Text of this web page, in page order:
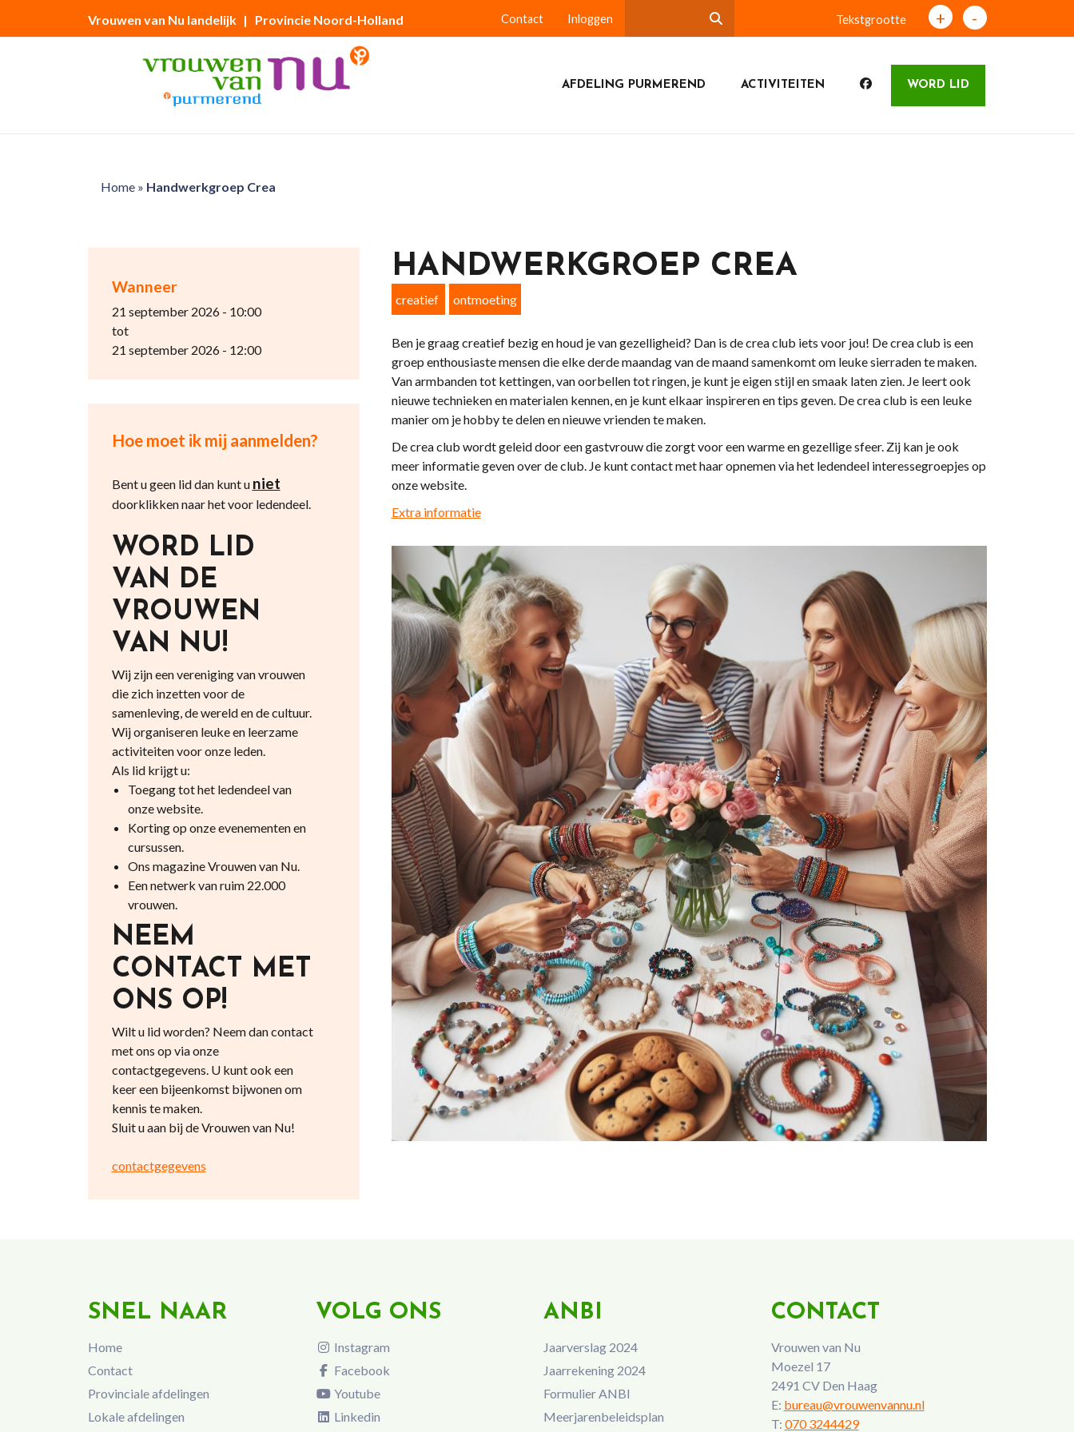
Vrouwen van Nu landelijk | Provincie Noord-Holland Contact Inloggen Tekstgrootte + -
AFDELING PURMEREND ACTIVITEITEN WORD LID
Home» Handwerkgroep Crea
Wanneer
21 september 2026 - 10:00
tot
21 september 2026 - 12:00
Hoe moet ik mij aanmelden?
Bent u geen lid dan kunt u niet
doorklikken naar het voor ledendeel.
WORD LID
VAN DE
VROUWEN
VAN NU!
Wij zijn een vereniging van vrouwen
die zich inzetten voor de
samenleving, de wereld en de cultuur.
Wij organiseren leuke en leerzame
activiteiten voor onze leden.
Als lid krijgt u:
Toegang tot het ledendeel van
onze website.
Korting op onze evenementen en
cursussen.
Ons magazine Vrouwen van Nu.
Een netwerk van ruim 22.000
vrouwen.
NEEM
CONTACT MET
ONS OP!
Wilt u lid worden? Neem dan contact
met ons op via onze
contactgegevens. U kunt ook een
keer een bijeenkomst bijwonen om
kennis te maken.
Sluit u aan bij de Vrouwen van Nu!
contactgegevens
HANDWERKGROEP CREA
creatief ontmoeting
Ben je graag creatief bezig en houd je van gezelligheid? Dan is de crea club iets voor jou! De crea club is een
groep enthousiaste mensen die elke derde maandag van de maand samenkomt om leuke sierraden te maken.
Van armbanden tot kettingen, van oorbellen tot ringen, je kunt je eigen stijl en smaak laten zien. Je leert ook
nieuwe technieken en materialen kennen, en je kunt elkaar inspireren en tips geven. De crea club is een leuke
manier om je hobby te delen en nieuwe vrienden te maken.
De crea club wordt geleid door een gastvrouw die zorgt voor een warme en gezellige sfeer. Zij kan je ook
meer informatie geven over de club. Je kunt contact met haar opnemen via het ledendeel interessegroepjes op
onze website.
Extra informatie
SNEL NAAR
Home
Contact
Provinciale afdelingen
Lokale afdelingen
VOLG ONS
Instagram
Facebook
Youtube
Linkedin
ANBI
Jaarverslag 2024
Jaarrekening 2024
Formulier ANBI
Meerjarenbeleidsplan
CONTACT
Vrouwen van Nu
Moezel 17
2491 CV Den Haag
E: bureau@vrouwenvannu.nl
T: 070 3244429